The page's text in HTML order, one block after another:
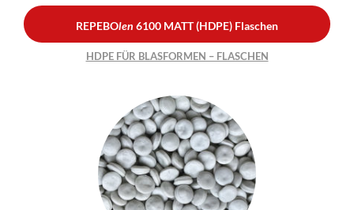
REPEBOlen 6100 MATT (HDPE) Flaschen
HDPE FÜR BLASFORMEN – FLASCHEN
REPEBOlen6100 WHITE
(HDPE) Flaschen
HDPE FÜR BLASFORMEN –